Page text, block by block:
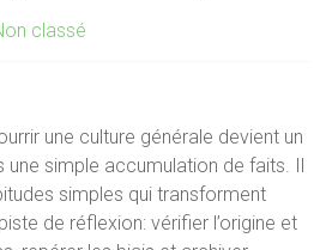
classé
une culture générale devient un
une simple accumulation de faits. Il
simples qui transforment
de réflexion: vérifier l’origine et